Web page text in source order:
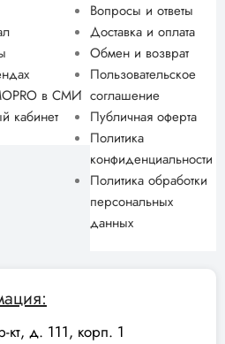
в СМИ
кабинет
Вопросы и ответы
Доставка и оплата
Обмен и возврат
Пользовательское
соглашение
Публичная оферта
Политика
конфиденциальности
Политика обработки
персональных
данных
д. 111, корп. 1